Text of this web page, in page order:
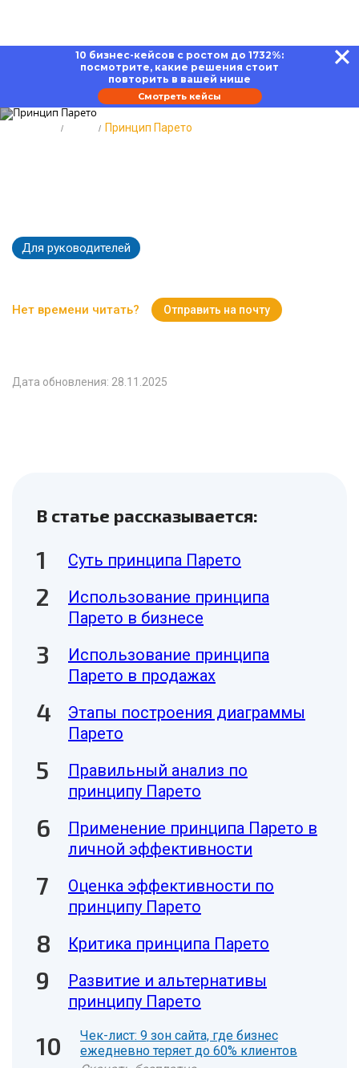
10 бизнес-кейсов с ростом до 1732%:
посмотрите, какие решения стоит
повторить в вашей нише
Смотреть кейсы
Принцип Парето
Для руководителей
Нет времени читать? Отправить на почту
Дата обновления: 28.11.2025
В статье рассказывается:
Суть принципа Парето
Использование принципа
Парето в бизнесе
Использование принципа
Парето в продажах
Этапы построения диаграммы
Парето
Правильный анализ по
принципу Парето
Применение принципа Парето в
личной эффективности
Оценка эффективности по
принципу Парето
Критика принципа Парето
Развитие и альтернативы
принципу Парето
Чек-лист: 9 зон сайта, где бизнес
ежедневно теряет до 60% клиентов